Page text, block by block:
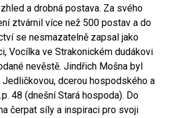
a drobná postava. Za svého
ztvárnil více než 500 postav a do
se nesmazatelně zapsal jako
Vocílka ve Strakonickém dudákovi
nevěstě. Jindřich Mošna byl
dcerou hospodského a
48 (dnešní Stará hospoda). Do
čerpat síly a inspiraci pro svoji